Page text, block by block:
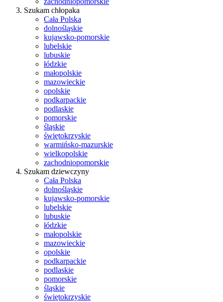
Szukam chłopaka
Cała Polska
dolnośląskie
kujawsko-pomorskie
lubelskie
lubuskie
łódzkie
małopolskie
mazowieckie
opolskie
podkarpackie
podlaskie
pomorskie
śląskie
świętokrzyskie
warmińsko-mazurskie
wielkopolskie
zachodniopomorskie
Szukam dziewczyny
Cała Polska
dolnośląskie
kujawsko-pomorskie
lubelskie
lubuskie
łódzkie
małopolskie
mazowieckie
opolskie
podkarpackie
podlaskie
pomorskie
śląskie
świętokrzyskie